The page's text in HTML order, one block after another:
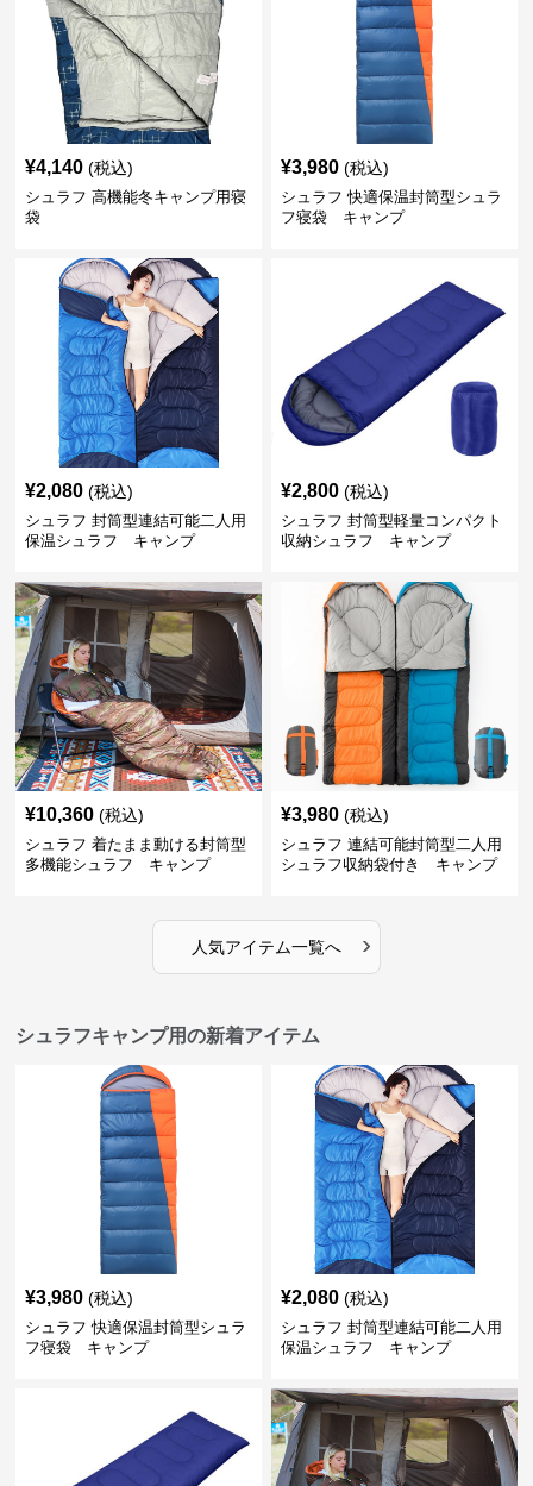
¥4,140 (税込)
シュラフ 高機能冬キャンプ用寝
袋
¥3,980 (税込)
シュラフ 快適保温封筒型シュラ
フ寝袋 キャンプ
¥2,080 (税込)
シュラフ 封筒型連結可能二人用
保温シュラフ キャンプ
¥2,800 (税込)
シュラフ 封筒型軽量コンパクト
収納シュラフ キャンプ
¥10,360 (税込)
シュラフ 着たまま動ける封筒型
多機能シュラフ キャンプ
¥3,980 (税込)
シュラフ 連結可能封筒型二人用
シュラフ収納袋付き キャンプ
人気アイテム一覧へ ›
シュラフキャンプ用の新着アイテム
¥3,980 (税込)
シュラフ 快適保温封筒型シュラ
フ寝袋 キャンプ
¥2,080 (税込)
シュラフ 封筒型連結可能二人用
保温シュラフ キャンプ